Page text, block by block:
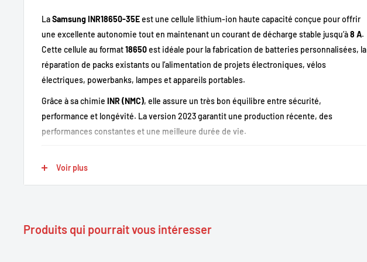
LaSamsung INR18650-35Eest une cellule lithium-ion haute capacité conçue pour offrir
une excellente autonomie tout en maintenant un courant de décharge stable jusqu’à8 A.
Cette cellule au format18650est idéale pour la fabrication de batteries personnalisées, la
réparation de packs existants ou l’alimentation de projets électroniques, vélos
électriques, powerbanks, lampes et appareils portables.
Grâce à sa chimie INR (NMC), elle assure un très bon équilibre entre sécurité,
performance et longévité. La version 2023 garantit une production récente, des
performances constantes et une meilleure durée de vie.
Points forts
Format standard
Voir plus
Produits qui pourrait vous intéresser